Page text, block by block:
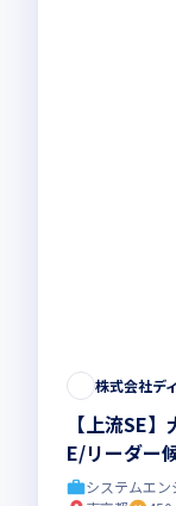
株式会社デ
【上流SE
E/リーダー
システムエ